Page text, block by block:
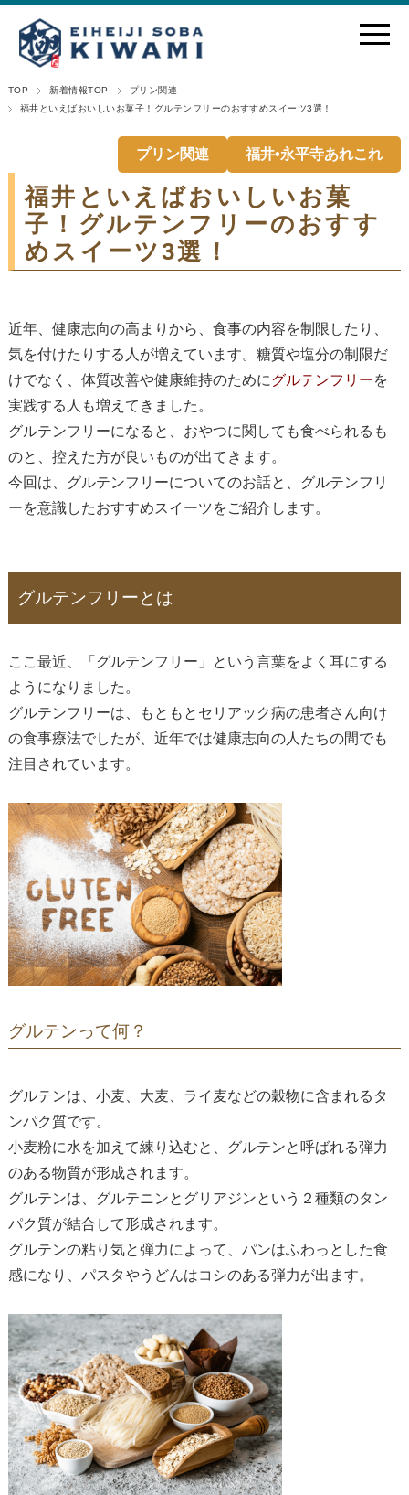
TOP 新着情報TOP
プリン関連
福井といえばおいしいお菓子！グルテンフリーのおすすめスイーツ3選！
プリン関連 福井•永平寺あれこれ
福井といえばおいしいお菓
子！グルテンフリーのおすす
めスイーツ3選！
近年、健康志向の高まりから、食事の内容を制限したり、
気を付けたりする人が増えています。糖質や塩分の制限だ
けでなく、体質改善や健康維持のためにグルテンフリーを
実践する人も増えてきました。
グルテンフリーになると、おやつに関しても食べられるも
のと、控えた方が良いものが出てきます。
今回は、グルテンフリーについてのお話と、グルテンフリ
ーを意識したおすすめスイーツをご紹介します。
グルテンフリーとは
ここ最近、「グルテンフリー」という言葉をよく耳にする
ようになりました。
グルテンフリーは、もともとセリアック病の患者さん向け
の食事療法でしたが、近年では健康志向の人たちの間でも
注目されています。
グルテンって何？
グルテンは、小麦、大麦、ライ麦などの穀物に含まれるタ
ンパク質です。
小麦粉に水を加えて練り込むと、グルテンと呼ばれる弾力
のある物質が形成されます。
グルテンは、グルテニンとグリアジンという２種類のタン
パク質が結合して形成されます。
グルテンの粘り気と弾力によって、パンはふわっとした食
感になり、パスタやうどんはコシのある弾力が出ます。